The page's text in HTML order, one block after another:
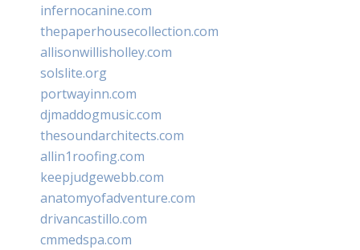
infernocanine.com
thepaperhousecollection.com
allisonwillisholley.com
solslite.org
portwayinn.com
djmaddogmusic.com
thesoundarchitects.com
allin1roofing.com
keepjudgewebb.com
anatomyofadventure.com
drivancastillo.com
cmmedspa.com